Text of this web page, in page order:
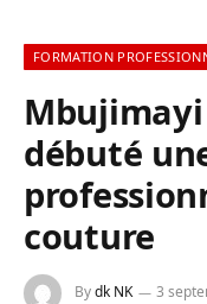
FORMATION
débuté
couture
Bydk NK 3